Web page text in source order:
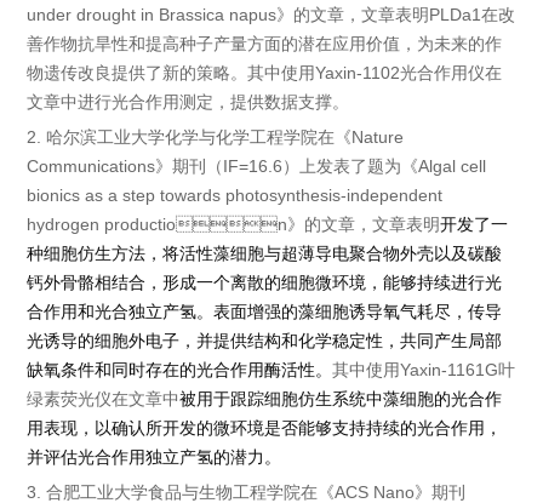
under drought in Brassica napus》的文章，文章表明PLDa1在改
善作物抗旱性和提高种子产量方面的潜在应用价值，为未来的作
物遗传改良提供了新的策略。其中使用Yaxin-1102光合作用仪在
文章中进行光合作用测定，提供数据支撑。
2.哈尔滨工业大学化学与化学工程学院在《Nature
Communications》期刊（IF=16.6）上发表了题为《Algal cell
bionics as a step towards photosynthesis-independent
hydrogen production》的文章，文章表明开发了一
种细胞仿生方法，将活性藻细胞与超薄导电聚合物外壳以及碳酸
钙外骨骼相结合，形成一个离散的细胞微环境，能够持续进行光
合作用和光合独立产氢。表面增强的藻细胞诱导氧气耗尽，传导
光诱导的细胞外电子，并提供结构和化学稳定性，共同产生局部
缺氧条件和同时存在的光合作用酶活性。其中使用Yaxin-1161G叶
绿素荧光仪在文章中被用于跟踪细胞仿生系统中藻细胞的光合作
用表现，以确认所开发的微环境是否能够支持持续的光合作用，
并评估光合作用独立产氢的潜力。
3.合肥工业大学食品与生物工程学院在《ACS Nano》期刊